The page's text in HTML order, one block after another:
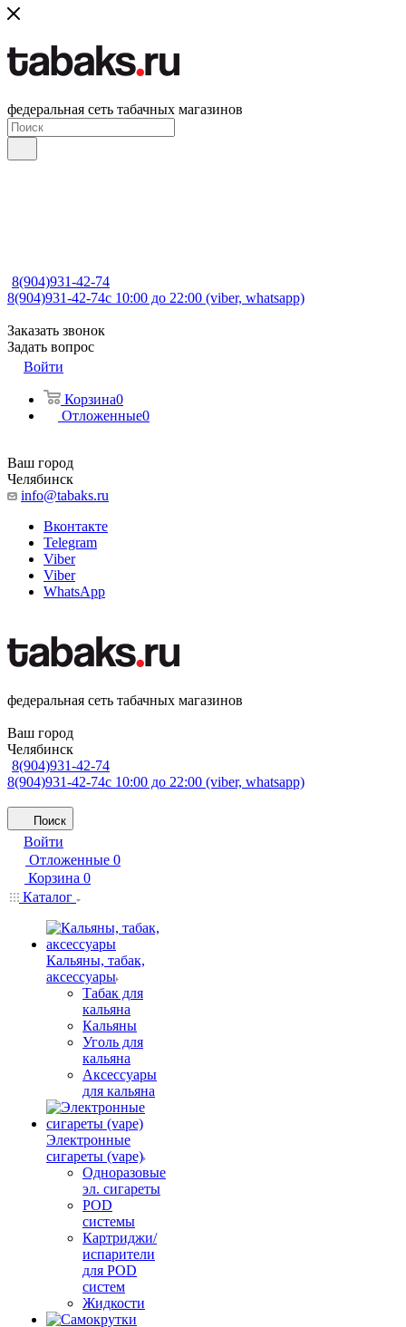
федеральная сеть табачных магазинов
8(904)931-42-74
8(904)931-42-74с 10:00 до 22:00 (viber, whatsapp)
Заказать звонок
Задать вопрос
Войти
Корзина0
Отложенные0
Ваш город
Челябинск
info@tabaks.ru
Вконтакте
Telegram
Viber
Viber
WhatsApp
федеральная сеть табачных магазинов
Ваш город
Челябинск
8(904)931-42-74
8(904)931-42-74с 10:00 до 22:00 (viber, whatsapp)
Поиск
Войти
Отложенные 0
Корзина 0
Каталог
Кальяны, табак,
аксессуары
Табак для
кальяна
Кальяны
Уголь для
кальяна
Аксессуары
для кальяна
Электронные
сигареты (vape)
Одноразовые
эл. сигареты
POD
системы
Картриджи/
испарители
для POD
систем
Жидкости